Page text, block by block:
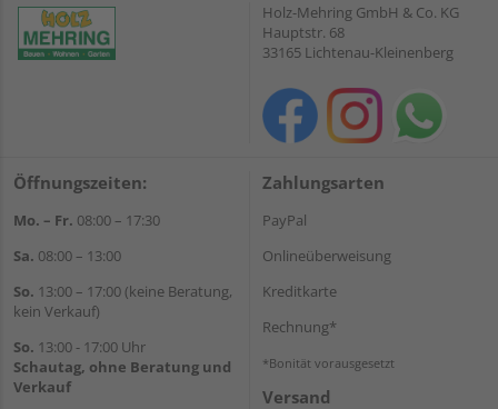
Holz-Mehring GmbH & Co. KG
Hauptstr. 68
33165 Lichtenau-Kleinenberg
Öffnungszeiten:
Mo. – Fr. 08:00 – 17:30
Sa. 08:00 – 13:00
So. 13:00 – 17:00 (keine Beratung,
kein Verkauf)
So. 13:00 - 17:00 Uhr
Schautag, ohne Beratung und
Verkauf
Zahlungsarten
PayPal
Onlineüberweisung
Kreditkarte
Rechnung*
*Bonität vorausgesetzt
Versand